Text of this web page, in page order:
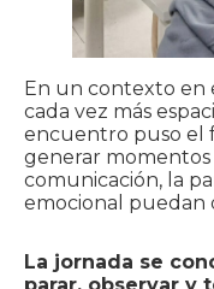
En un contexto en
cada vez más
encuentro puso el
generar momentos
comunicación, la
emocional puedan
La jornada se